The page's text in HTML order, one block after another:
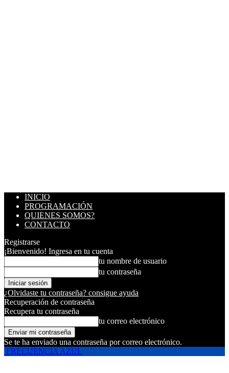
INICIO
PROGRAMACIÓN
QUIENES SOMOS?
CONTACTO
Registrarse
¡Bienvenido! Ingresa en tu cuenta
tu nombre de usuario
tu contraseña
¿Olvidaste tu contraseña? consigue ayuda
Recuperación de contraseña
Recupera tu contraseña
tu correo electrónico
Se te ha enviado una contraseña por correo electrónico.
FRECUENCIA AZUL